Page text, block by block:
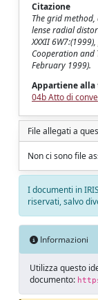
Citazione
The grid
lense radial
XXXII
Cooperation and
February 1999).
Appartiene
04b Atto di
File allegati a
Non ci sono file
I documenti in
riservati, salvo
Informazioni
Utilizza questo
documento: